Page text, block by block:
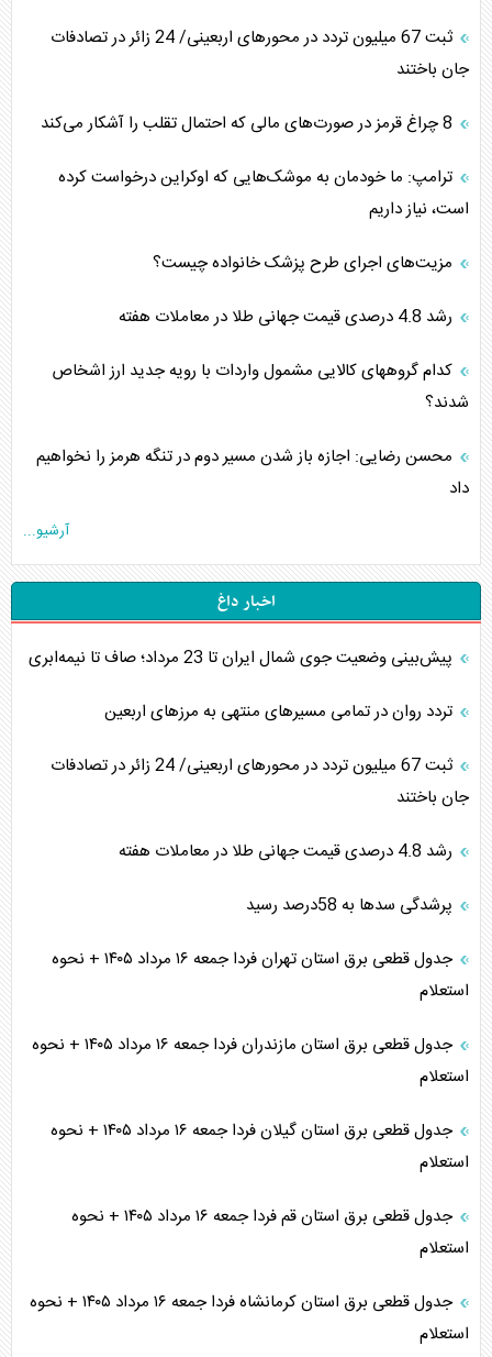
‌‌ثبت 67 میلیون تردد در محورهای اربعینی/ 24 زائر در تصادفات
جان باختند
ترامپ: ما خودمان به موشک‌هایی که اوکراین درخواست کرده
است، نیاز داریم
مزیت‌های اجرای طرح پزشک خانواده چیست؟
رشد 4.8 درصدی قیمت جهانی طلا در معاملات هفته
کدام گروههای کالایی مشمول واردات با رویه جدید ارز اشخاص
شدند؟
محسن رضایی: اجازه باز شدن مسیر دوم در تنگه هرمز را نخواهیم
داد
آرشیو...
اخبار داغ
پیش‌بینی وضعیت جوی شمال ایران تا 23 مرداد‌؛ صاف تا نیمه‌ابری
تردد روان در تمامی مسیرهای منتهی به مرزهای اربعین
‌‌ثبت 67 میلیون تردد در محورهای اربعینی/ 24 زائر در تصادفات
جان باختند
رشد 4.8 درصدی قیمت جهانی طلا در معاملات هفته
پرشدگی سدها به 58درصد رسید
جدول قطعی برق استان تهران فردا جمعه ۱۶ مرداد ۱۴۰۵ + نحوه
استعلام
جدول قطعی برق استان مازندران فردا جمعه ۱۶ مرداد ۱۴۰۵ + نحوه
استعلام
جدول قطعی برق استان گیلان فردا جمعه ۱۶ مرداد ۱۴۰۵ + نحوه
استعلام
جدول قطعی برق استان قم فردا جمعه ۱۶ مرداد ۱۴۰۵ + نحوه
استعلام
جدول قطعی برق استان کرمانشاه فردا جمعه ۱۶ مرداد ۱۴۰۵ + نحوه
استعلام